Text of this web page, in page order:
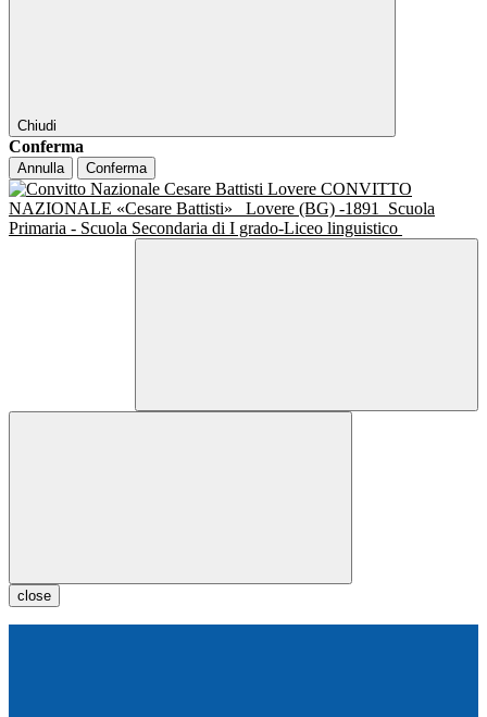
Chiudi
Conferma
Annulla Conferma
CONVITTO
NAZIONALE «Cesare Battisti»
Lovere (BG) -1891
Scuola
Primaria - Scuola Secondaria di I grado-Liceo linguistico
close